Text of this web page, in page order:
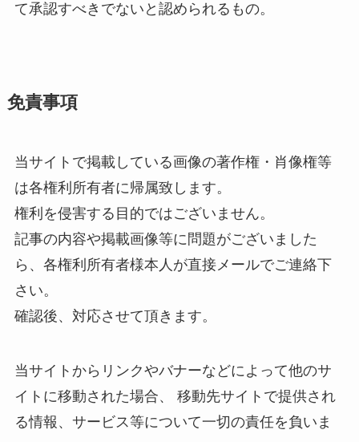
て承認すべきでないと認められるもの。
免責事項
当サイトで掲載している画像の著作権・肖像権等
は各権利所有者に帰属致します。
権利を侵害する目的ではございません。
記事の内容や掲載画像等に問題がございました
ら、各権利所有者様本人が直接メールでご連絡下
さい。
確認後、対応させて頂きます。
当サイトからリンクやバナーなどによって他のサ
イトに移動された場合、 移動先サイトで提供され
る情報、サービス等について一切の責任を負いま